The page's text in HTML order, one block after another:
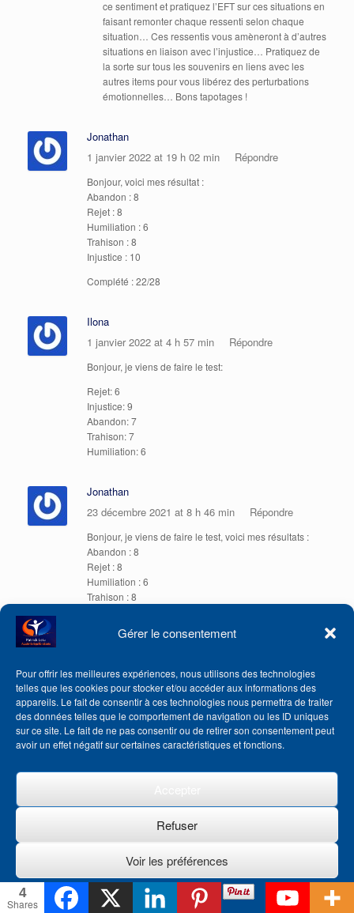
Gérer le consentement
Pour offrir les meilleures expériences, nous utilisons des technologies
telles que les cookies pour stocker et/ou accéder aux informations des
appareils. Le fait de consentir à ces technologies nous permettra de traiter
des données telles que le comportement de navigation ou les ID uniques
sur ce site. Le fait de ne pas consentir ou de retirer son consentement peut
avoir un effet négatif sur certaines caractéristiques et fonctions.
Refuser
Voir les préférences
Politique de cookies
4
Shares
ce sentiment et pratiquez l’EFT sur ces situations en
faisant remonter chaque ressenti selon chaque
situation… Ces ressentis vous amèneront à d’autres
situations en liaison avec l’injustice… Pratiquez de
la sorte sur tous les souvenirs en liens avec les
autres items pour vous libérez des perturbations
émotionnelles… Bons tapotages !
Jonathan
1 janvier 2022 at 19 h 02 min
Répondre
Bonjour, voici mes résultat :
Abandon : 8
Rejet : 8
Humiliation : 6
Trahison : 8
Injustice : 10
Complété : 22/28
Ilona
1 janvier 2022 at 4 h 57 min
Répondre
Bonjour, je viens de faire le test:
Rejet: 6
Injustice: 9
Abandon: 7
Trahison: 7
Humiliation: 6
Jonathan
23 décembre 2021 at 8 h 46 min
Répondre
Bonjour, je viens de faire le test, voici mes résultats :
Abandon : 8
Rejet : 8
Humiliation : 6
Trahison : 8
Complété 22/28
Patrick Lelu
23 décembre 2021 at 9 h 37 min Répondre
Jonathan, je vous suggère de lister tous les
souvenirs en lien avec l’injustice dans un premier
temps, de noter l’intensité émotionnelle de chaque
l’abandon, le rejet, la trahison et enfin faites de
23 novembre 2021 at 14 h 03 min
Rejet 3